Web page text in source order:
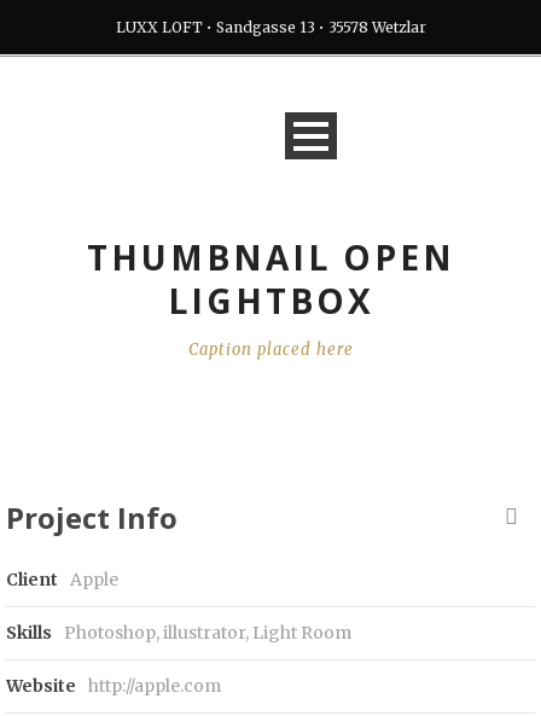
LUXX LOFT • Sandgasse 13 • 35578 Wetzlar
THUMBNAIL OPEN
LIGHTBOX
Caption placed here
Project Info
Client Apple
Skills Photoshop, illustrator, Light Room
Website http://apple.com